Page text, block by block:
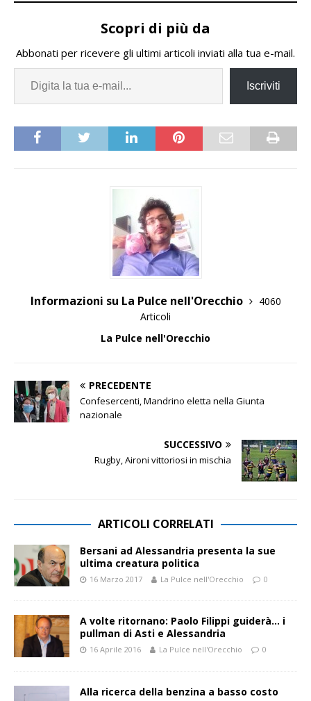
Scopri di più da
Abbonati per ricevere gli ultimi articoli inviati alla tua e-mail.
Iscriviti
Informazioni su La Pulce nell'Orecchio
4060
Articoli
La Pulce nell'Orecchio
PRECEDENTE
Confesercenti, Mandrino eletta nella Giunta
nazionale
SUCCESSIVO
Rugby, Aironi vittoriosi in mischia
ARTICOLI CORRELATI
Bersani ad Alessandria presenta la sue
ultima creatura politica
16 Marzo 2017 La Pulce nell'Orecchio 0
A volte ritornano: Paolo Filippi guiderà… i
pullman di Asti e Alessandria
16 Aprile 2016 La Pulce nell'Orecchio 0
Alla ricerca della benzina a basso costo